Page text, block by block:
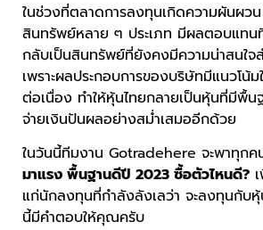
ในช่วงที่ตลาดการลงทุนเกิดความผันผวน
สินทรัพย์หลาย ๆ ประเภท มีผลตอบแทน
กลับเป็นสินทรัพย์ที่ยังคงมีความน่าสนใจ
เพราะผลประกอบการของบริษัทมีแนวโน้ม
ต่อเนื่อง ทำให้หุ้นไทยกลายเป็นหุ้นที่มีพื้
จ่ายเงินปันผลอย่างสม่ำเสมออีกด้วย
ในวันนี้ทีมงาน Gotradehere จะพาทุกค
มาแรง พื้นฐานดีปี 2023 ซื้อตัวไหนดี?
แก่นักลงทุนที่กำลังลังเลว่า จะลงทุนกับ
นี้มีคำตอบให้คุณครับ